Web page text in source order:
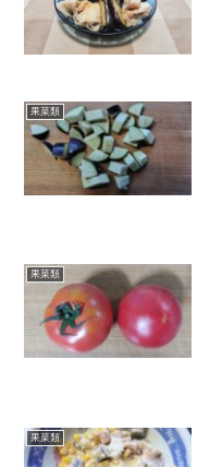
果菜類
果菜類
果菜類